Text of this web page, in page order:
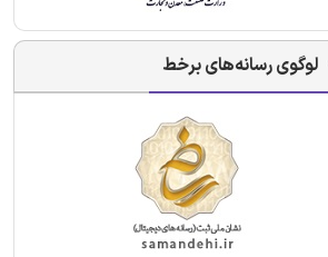
لوگوی رسانه‌های برخط